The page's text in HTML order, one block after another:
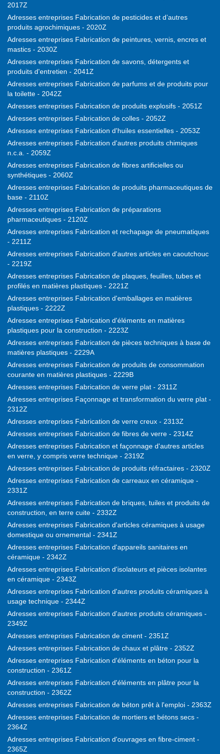
2017Z
Adresses entreprises Fabrication de pesticides et d’autres
produits agrochimiques - 2020Z
Adresses entreprises Fabrication de peintures, vernis, encres et
mastics - 2030Z
Adresses entreprises Fabrication de savons, détergents et
produits d'entretien - 2041Z
Adresses entreprises Fabrication de parfums et de produits pour
la toilette - 2042Z
Adresses entreprises Fabrication de produits explosifs - 2051Z
Adresses entreprises Fabrication de colles - 2052Z
Adresses entreprises Fabrication d'huiles essentielles - 2053Z
Adresses entreprises Fabrication d'autres produits chimiques
n.c.a. - 2059Z
Adresses entreprises Fabrication de fibres artificielles ou
synthétiques - 2060Z
Adresses entreprises Fabrication de produits pharmaceutiques de
base - 2110Z
Adresses entreprises Fabrication de préparations
pharmaceutiques - 2120Z
Adresses entreprises Fabrication et rechapage de pneumatiques
- 2211Z
Adresses entreprises Fabrication d'autres articles en caoutchouc
- 2219Z
Adresses entreprises Fabrication de plaques, feuilles, tubes et
profilés en matières plastiques - 2221Z
Adresses entreprises Fabrication d'emballages en matières
plastiques - 2222Z
Adresses entreprises Fabrication d'éléments en matières
plastiques pour la construction - 2223Z
Adresses entreprises Fabrication de pièces techniques à base de
matières plastiques - 2229A
Adresses entreprises Fabrication de produits de consommation
courante en matières plastiques - 2229B
Adresses entreprises Fabrication de verre plat - 2311Z
Adresses entreprises Façonnage et transformation du verre plat -
2312Z
Adresses entreprises Fabrication de verre creux - 2313Z
Adresses entreprises Fabrication de fibres de verre - 2314Z
Adresses entreprises Fabrication et façonnage d'autres articles
en verre, y compris verre technique - 2319Z
Adresses entreprises Fabrication de produits réfractaires - 2320Z
Adresses entreprises Fabrication de carreaux en céramique -
2331Z
Adresses entreprises Fabrication de briques, tuiles et produits de
construction, en terre cuite - 2332Z
Adresses entreprises Fabrication d'articles céramiques à usage
domestique ou ornemental - 2341Z
Adresses entreprises Fabrication d'appareils sanitaires en
céramique - 2342Z
Adresses entreprises Fabrication d'isolateurs et pièces isolantes
en céramique - 2343Z
Adresses entreprises Fabrication d'autres produits céramiques à
usage technique - 2344Z
Adresses entreprises Fabrication d'autres produits céramiques -
2349Z
Adresses entreprises Fabrication de ciment - 2351Z
Adresses entreprises Fabrication de chaux et plâtre - 2352Z
Adresses entreprises Fabrication d'éléments en béton pour la
construction - 2361Z
Adresses entreprises Fabrication d'éléments en plâtre pour la
construction - 2362Z
Adresses entreprises Fabrication de béton prêt à l'emploi - 2363Z
Adresses entreprises Fabrication de mortiers et bétons secs -
2364Z
Adresses entreprises Fabrication d'ouvrages en fibre-ciment -
2365Z